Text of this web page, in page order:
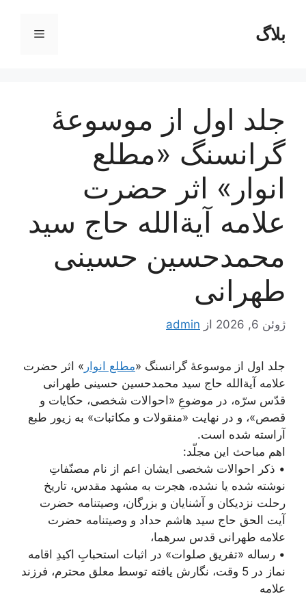
محتوابلاگ فهرست
جلد اول از موسوعۀ
گرانسنگ «مطلع
انوار» اثر حضرت
علامه آیة‌الله حاج سید
محمدحسین حسینی
طهرانی
ژوئن 6, 2026 از admin
جلد اول از موسوعۀ گرانسنگ «مطلع انوار » اثر حضرت
علامه آیة‌الله حاج سید محمدحسین حسینی طهرانی
قدّس سرّه، در موضوعِ «احوالات شخصی، حکایات و
قصص»، و در نهایت «منقولات و مکاتبات» به زیور طبع
آراسته شده است.
اهم مباحث این مجلّد:
• ذکر احوالات شخصی ایشان اعم از نام مصنّفاتِ
نوشته شده یا نشده، هجرت به مشهد مقدس، تاریخ
رحلت نزدیکان و آشنایان و بزرگان، وصیتنامه حضرت
آیت الحق حاج سید هاشم حداد و وصیتنامه حضرت
علامه طهرانی قدس سرهما،
• رساله «تفریق صلوات» در اثبات استحبابِ اکیدِ اقامه
نماز در 5 وقت، نگارش یافته توسط معلق محترم، فرزند
علامه